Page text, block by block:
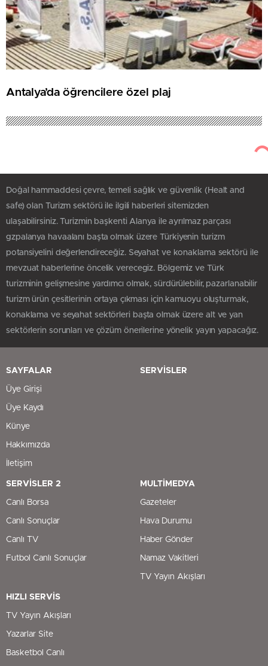
Antalya’da öğrencilere özel plaj
Doğal hammaddesi çevre, temeli sağlık ve güvenlik (Healt and
safe) olan Turizm sektörü ile ilgili haberleri sitemizden
ulaşabilirsiniz. Turizmin başkenti Alanya ile ayrılmaz parçası
gzpalanya havaalanı başta olmak üzere Türkiyenin turizm
potansiyelini değerlendireceğiz. Seyahat ve konaklama sektörü ile
mevzuat haberlerine öncelik verecegiz. Bölgemiz ve Türk
turizminin gelişmesine yardımcı olmak, sürdürülebilir, pazarlanabilir
turizm ürün çesitlerinin ortaya çıkması için kamuoyu oluşturmak,
konaklama ve seyahat sektörleri başta olmak üzere alt ve yan
sektörlerin sorunları ve çözüm önerilerine yönelik yayın yapacağız.
SAYFALAR
Üye Girişi
Üye Kaydı
Künye
Hakkımızda
İletişim
SERVİSLER
SERVİSLER 2
Canlı Borsa
Canlı Sonuçlar
Canlı TV
Futbol Canlı Sonuçlar
MULTİMEDYA
Gazeteler
Hava Durumu
Haber Gönder
Namaz Vakitleri
TV Yayın Akışları
HIZLI SERVİS
TV Yayın Akışları
Yazarlar Site
Basketbol Canlı